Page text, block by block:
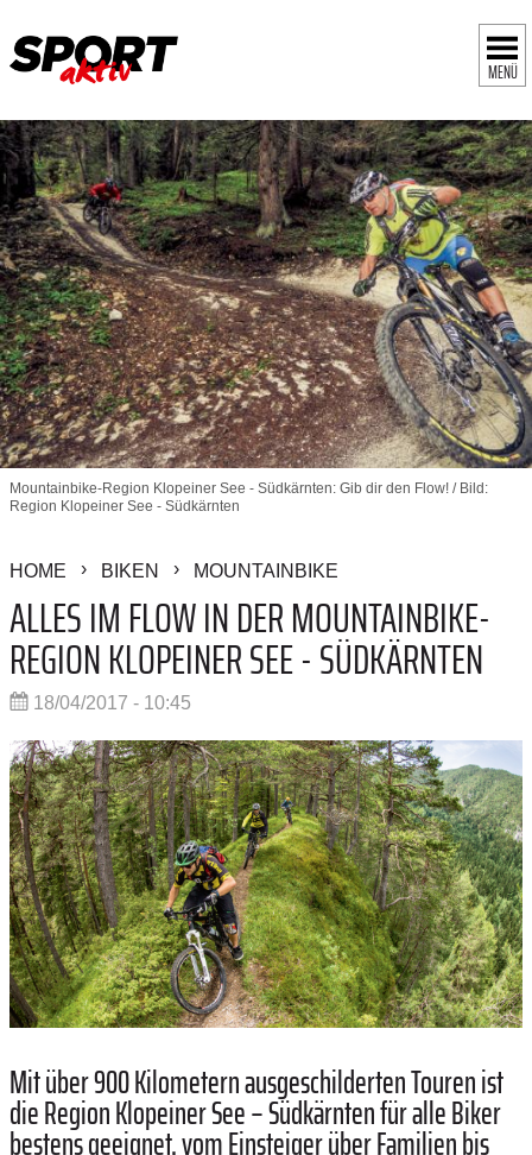
MENÜ
Mountainbike-Region Klopeiner See - Südkärnten: Gib dir den Flow! / Bild:
Region Klopeiner See - Südkärnten
HOME BIKEN MOUNTAINBIKE
ALLES IM FLOW IN DER MOUNTAINBIKE-
REGION KLOPEINER SEE - SÜDKÄRNTEN
18/04/2017 - 10:45
Mit über 900 Kilometern ausgeschilderten Touren ist
die Region Klopeiner See – Südkärnten für alle Biker
bestens geeignet, vom Einsteiger über Familien bis